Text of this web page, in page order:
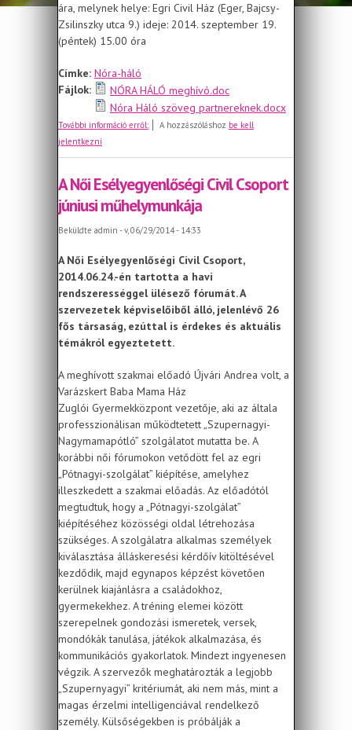
ára, melynek helye: Egri Civil Ház (Eger, Bajcsy-
Zsilinszky utca 9.) ideje: 2014. szeptember 19.
(péntek) 15.00 óra
Címke: Nóra-háló
Fájlok:
NÓRA HÁLÓ meghívó.doc
Nóra Háló szöveg partnereknek.docx
További információ erről:MEGHÍVÓ - Egri NÓRA-pont
A hozzászóláshoz be kell
jelentkezni
A Női Esélyegyenlőségi Civil Csoport
júniusi műhelymunkája
Beküldte admin - v, 06/29/2014 - 14:33
A Női Esélyegyenlőségi Civil Csoport,
2014.06.24.-én tartotta a havi
rendszerességgel ülésező fórumát. A
szervezetek képviselőiből álló, jelenlévő 26
fős társaság, ezúttal is érdekes és aktuális
témákról egyeztetett.
A meghívott szakmai előadó Újvári Andrea volt, a
Varázskert Baba Mama Ház
Zuglói Gyermekközpont vezetője, aki az általa
professzionálisan működtetett „Szupernagyi-
Nagymamapótló” szolgálatot mutatta be. A
korábbi női fórumokon vetődött fel az egri
„Pótnagyi-szolgálat” kiépítése, amelyhez
illeszkedett a szakmai előadás. Az előadótól
megtudtuk, hogy a „Pótnagyi-szolgálat”
kiépítéséhez közösségi oldal létrehozása
szükséges. A szolgálatra alkalmas személyek
kiválasztása álláskeresési kérdőív kitöltésével
kezdődik, majd egynapos képzést követően
kerülnek kiajánlásra a családokhoz,
gyermekekhez. A tréning elemei között
szerepelnek gondozási ismeretek, versek,
mondókák tanulása, játékok alkalmazása, és
kommunikációs gyakorlatok. Mindezt ingyenesen
végzik. A szervezők meghatározták a legjobb
„Szupernyagyi” kritériumát, aki nem más, mint a
magas érzelmi intelligenciával rendelkező
személy. Külsőségekben is próbálják a